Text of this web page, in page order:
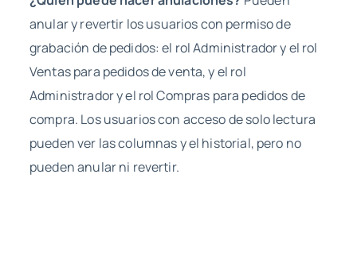
anular y revertir los usuarios con permiso de
grabación de pedidos: el rol Administrador y el rol
Ventas para pedidos de venta, y el rol
Administrador y el rol Compras para pedidos de
compra. Los usuarios con acceso de solo lectura
pueden ver las columnas y el historial, pero no
pueden anular ni revertir.